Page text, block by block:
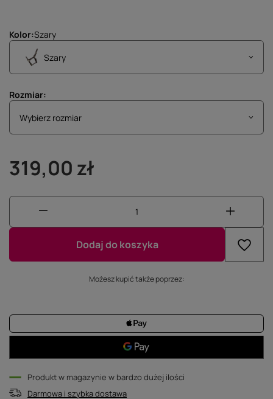
Kolor Szary
Szary
Rozmiar
Wybierz rozmiar
Wybierz rozmiar
319,00 zł
Dodaj do koszyka
Możesz kupić także poprzez:
Produkt w magazynie w bardzo dużej ilości
Darmowa i szybka dostawa